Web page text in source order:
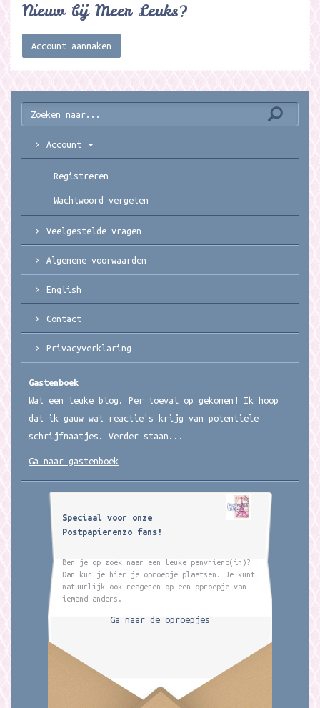
Nieuw bij Meer Leuks?
Account aanmaken
Account
Registreren
Wachtwoord vergeten
Veelgestelde vragen
Algemene voorwaarden
English
Contact
Privacyverklaring
Gastenboek
Wat een leuke blog. Per toeval op gekomen! Ik hoop
dat ik gauw wat reactie's krijg van potentiele
schrijfmaatjes. Verder staan...
Ga naar gastenboek
Speciaal voor onze
Postpapierenzo fans!
Ben je op zoek naar een leuke penvriend(in)?
Dan kun je hier je oproepje plaatsen. Je kunt
natuurlijk ook reageren op een oproepje van
iemand anders.
Ga naar de oproepjes